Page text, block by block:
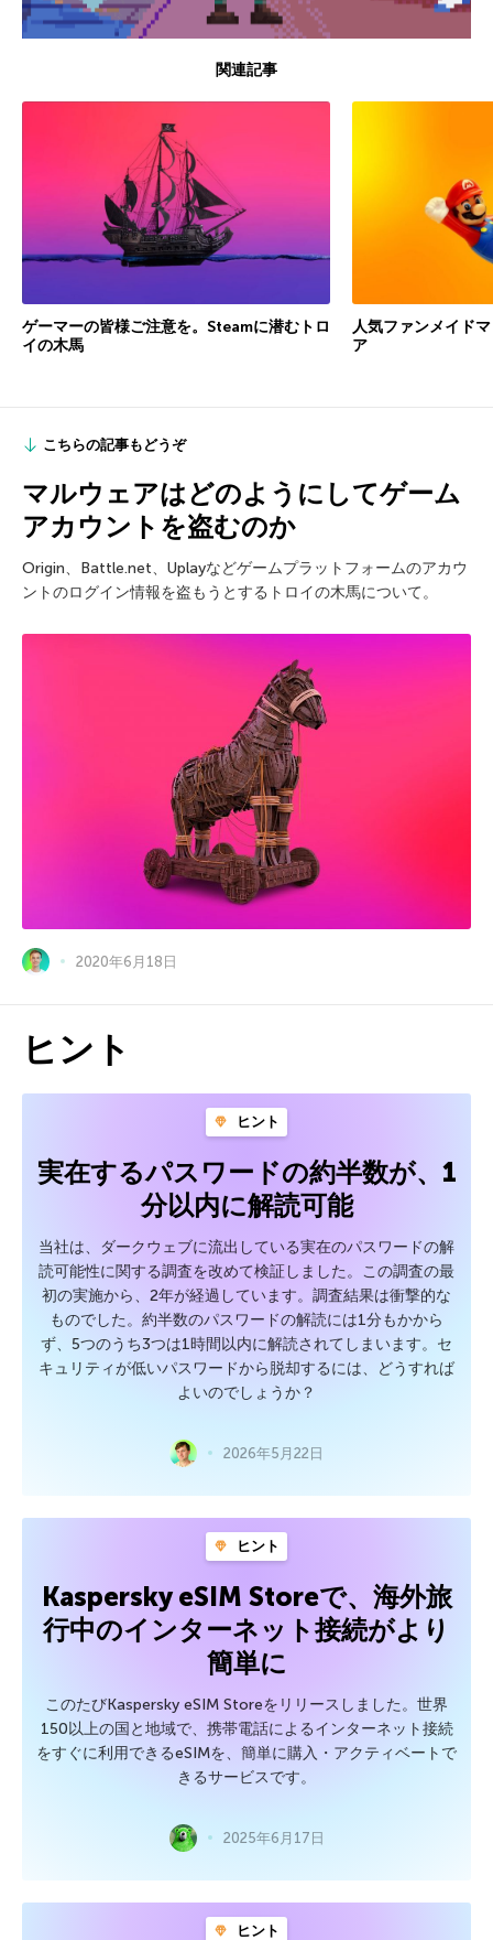
関連記事
ゲーマーの皆様ご注意を。Steamに潜むトロ
イの木馬
人気ファンメイド
ア
こちらの記事もどうぞ
マルウェアはどのようにしてゲーム
アカウントを盗むのか
Origin、Battle.net、Uplayなどゲームプラットフォームのアカウ
ントのログイン情報を盗もうとするトロイの木馬について。
2020年6月18日
ヒント
ヒント
実在するパスワードの約半数が、1
分以内に解読可能
当社は、ダークウェブに流出している実在のパスワードの解
読可能性に関する調査を改めて検証しました。この調査の最
初の実施から、2年が経過しています。調査結果は衝撃的な
ものでした。約半数のパスワードの解読には1分もかから
ず、5つのうち3つは1時間以内に解読されてしまいます。セ
キュリティが低いパスワードから脱却するには、どうすれば
よいのでしょうか？
2026年5月22日
ヒント
Kaspersky eSIM Storeで、海外旅
行中のインターネット接続がより
簡単に
このたびKaspersky eSIM Storeをリリースしました。世界
150以上の国と地域で、携帯電話によるインターネット接続
をすぐに利用できるeSIMを、簡単に購入・アクティベートで
きるサービスです。
2025年6月17日
ヒント